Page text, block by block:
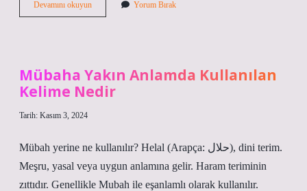
Devamını okuyunİNgilizce
Vf
Yorum Bırak
Mübaha Yakın Anlamda Kullanılan
Kelime Nedir
Tarih: Kasım 3, 2024
Mübah yerine ne kullanılır? Helal (Arapça: حلال), dini terim.
Meşru, yasal veya uygun anlamına gelir. Haram teriminin
zıttıdır. Genellikle Mubah ile eşanlamlı olarak kullanılır.